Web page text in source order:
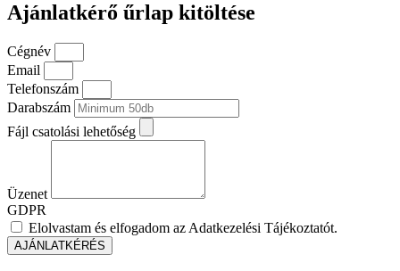
Ajánlatkérő űrlap kitöltése
Cégnév
Email
Telefonszám
Darabszám
Fájl csatolási lehetőség
Üzenet
GDPR
Elolvastam és elfogadom az Adatkezelési Tájékoztatót.
AJÁNLATKÉRÉS